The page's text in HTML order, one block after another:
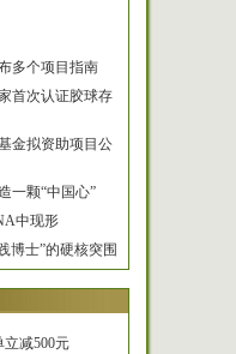
多个项目指南
首次认证胶球存
金拟资助项目公
一颗“中国心”
中现形
博士”的硬核突围
减500元